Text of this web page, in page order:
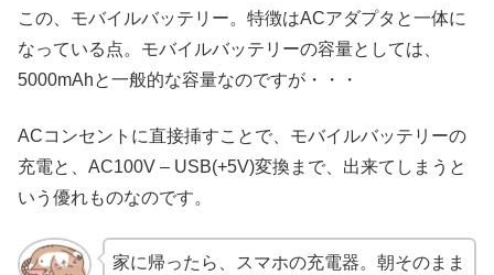
この、モバイルバッテリー。特徴はACアダプタと一体に
なっている点。モバイルバッテリーの容量としては、
5000mAhと一般的な容量なのですが・・・
ACコンセントに直接挿すことで、モバイルバッテリーの
充電と、AC100V – USB(+5V)変換まで、出来てしまうと
いう優れものなのです。
家に帰ったら、スマホの充電器。朝そのまま